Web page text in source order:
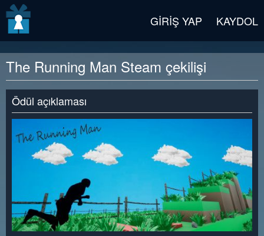
GIRIŞ YAP KAYDOL
The Running Man Steam çekilişi
Ödül açıklaması